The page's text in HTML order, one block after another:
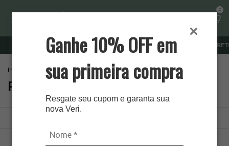
Ganhe 10% OFF em
sua primeira compra
Resgate seu cupom e garanta sua
nova Veri.
0
SEDEX FIXO R$ 10 ESTADO SP SUL E SUDESTE FRETE
Início Presentes . Para Avó
Para Avó